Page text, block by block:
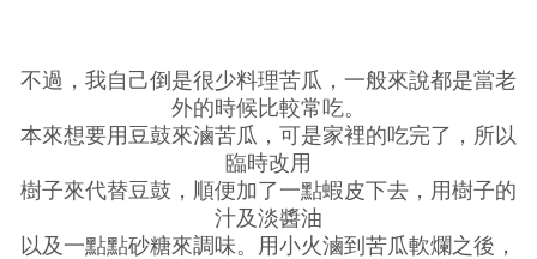
不過，我自己倒是很少料理苦瓜，一般來說都是當老
外的時候比較常吃。
本來想要用豆鼓來滷苦瓜，可是家裡的吃完了，所以
臨時改用
樹子來代替豆鼓，順便加了一點蝦皮下去，用樹子的
汁及淡醬油
以及一點點砂糖來調味。用小火滷到苦瓜軟爛之後，